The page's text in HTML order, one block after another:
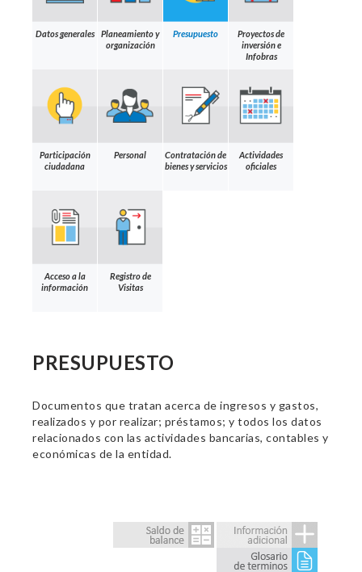
Datos generales
Planeamiento y
organización
Presupuesto
Proyectos de
inversión e
Infobras
Participación
ciudadana
Personal
Contratación de
bienes y servicios
Actividades
oficiales
Acceso a la
información
Registro de
Visitas
PRESUPUESTO
Documentos que tratan acerca de ingresos y gastos,
realizados y por realizar; préstamos; y todos los datos
relacionados con las actividades bancarias, contables y
económicas de la entidad.